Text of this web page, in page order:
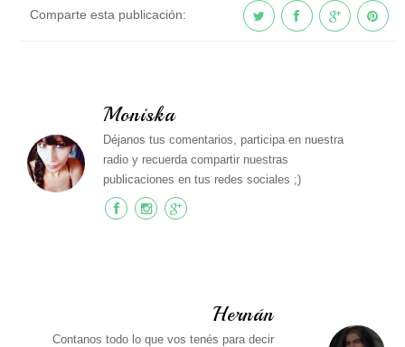
Comparte esta publicación:
Moniska
Déjanos tus comentarios, participa en nuestra
radio y recuerda compartir nuestras
publicaciones en tus redes sociales ;)
Hernán
Contanos todo lo que vos tenés para decir